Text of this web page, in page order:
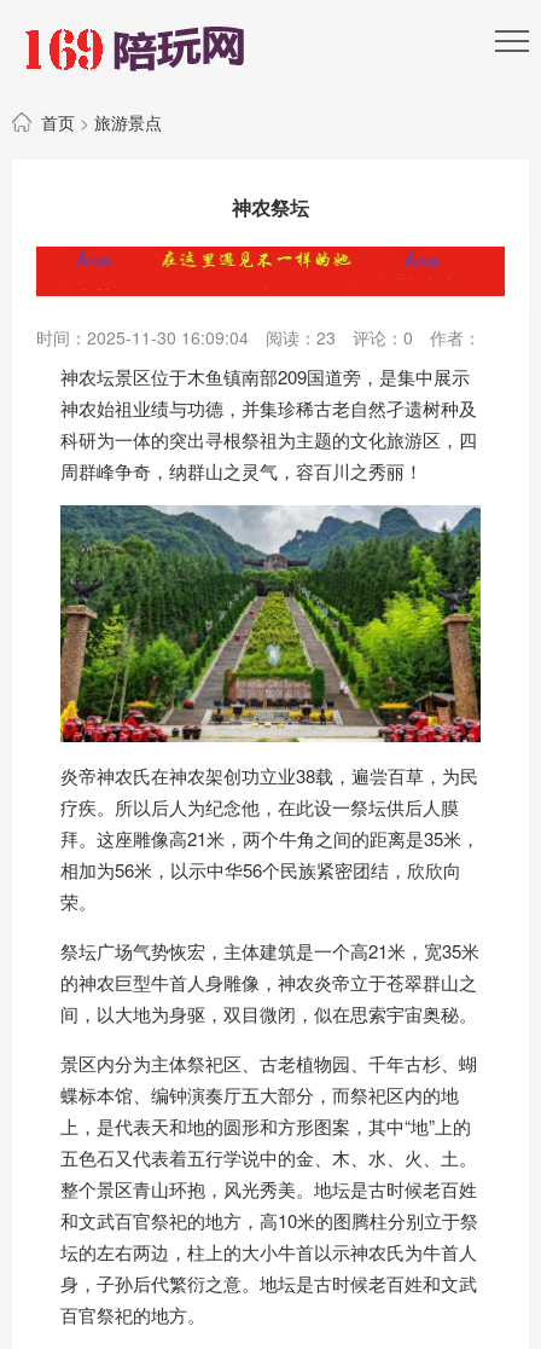
首页 > 旅游景点
神农祭坛
时间：2025-11-30 16:09:04 阅读： 23 评论： 0 作者：
神农坛景区位于木鱼镇南部209国道旁，是集中展示
神农始祖业绩与功德，并集珍稀古老自然孑遗树种及
科研为一体的突出寻根祭祖为主题的文化旅游区，四
周群峰争奇，纳群山之灵气，容百川之秀丽！
炎帝神农氏在神农架创功立业38载，遍尝百草，为民
疗疾。所以后人为纪念他，在此设一祭坛供后人膜
拜。这座雕像高21米，两个牛角之间的距离是35米，
相加为56米，以示中华56个民族紧密团结，欣欣向
荣。
祭坛广场气势恢宏，主体建筑是一个高21米，宽35米
的神农巨型牛首人身雕像，神农炎帝立于苍翠群山之
间，以大地为身驱，双目微闭，似在思索宇宙奥秘。
景区内分为主体祭祀区、古老植物园、千年古杉、蝴
蝶标本馆、编钟演奏厅五大部分，而祭祀区内的地
上，是代表天和地的圆形和方形图案，其中“地”上的
五色石又代表着五行学说中的金、木、水、火、土。
整个景区青山环抱，风光秀美。地坛是古时候老百姓
和文武百官祭祀的地方，高10米的图腾柱分别立于祭
坛的左右两边，柱上的大小牛首以示神农氏为牛首人
身，子孙后代繁衍之意。地坛是古时候老百姓和文武
百官祭祀的地方。